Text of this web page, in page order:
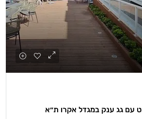
עם גג ענק במגדל אקרו ת״א